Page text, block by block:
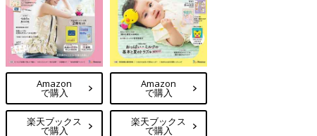
Amazon
で購入
楽天ブックス
で購入
Amazon
で購入
楽天ブックス
で購入